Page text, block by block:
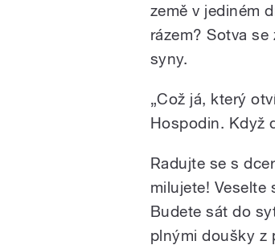
země v jediném
rázem? Sotva
syny.
„Což já, který
Hospodin. Když
Radujte se s
milujete! Veselte
Budete sát do
plnými doušky z